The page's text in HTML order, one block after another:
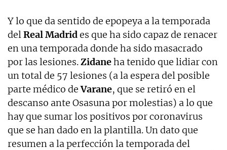
Y lo que da sentido de epopeya a la temporada
delReal Madrides que ha sido capaz de renacer
en una temporada donde ha sido masacrado
por las lesiones.Zidaneha tenido que lidiar con
un total de 57 lesiones (a la espera del posible
parte médico deVarane, que se retiró en el
descanso ante Osasuna por molestias) a lo que
hay que sumar los positivos por coronavirus
que se han dado en la plantilla. Un dato que
resumen a la perfección la temporada del